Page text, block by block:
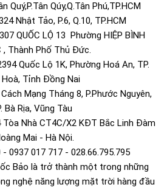
Quý,P.Tân Qúy,Q.Tân Phú,TP.HCM
Nhật Tảo, P.6, Q.10, TP.HCM
QUỐC LỘ 13 Phường HIỆP BÌNH
, Thành Phố Thủ Đức.
Quốc Lộ 1K, Phường Hoá An, TP.
Hoà, Tỉnh Đồng Nai
Mạng Tháng 8, P.Phước Nguyên,
Bà Rịa, Vũng Tàu
Tòa Nhà CT4C/X2 KĐT Bắc Linh Đàm
Mai - Hà Nội.
0937 017 717 - 028.66.795.795
Bảo là trở thành một trong những
nghệ năng lượng mặt trời hàng đầu